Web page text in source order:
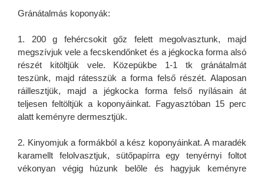
Gránátalmás koponyák:
1. 200 g fehércsokit gőz felett megolvasztunk, majd
megszívjuk vele a fecskendőnket és a jégkocka forma alsó
részét kitöltjük vele. Közepükbe 1-1 tk gránátalmát
teszünk, majd rátesszük a forma felső részét. Alaposan
ráillesztjük, majd a jégkocka forma felső nyílásain át
teljesen feltöltjük a koponyáinkat. Fagyasztóban 15 perc
alatt keményre dermesztjük.
2. Kinyomjuk a formákból a kész koponyáinkat. A maradék
karamellt felolvasztjuk, sütőpapírra egy tenyérnyi foltot
vékonyan végig húzunk belőle és hagyjuk keményre